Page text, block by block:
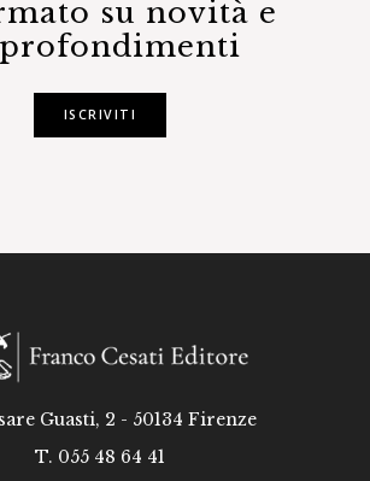
su novità e
ISCRIVITI
Guasti, 2 - 50134 Firenze
T. 055 48 64 41